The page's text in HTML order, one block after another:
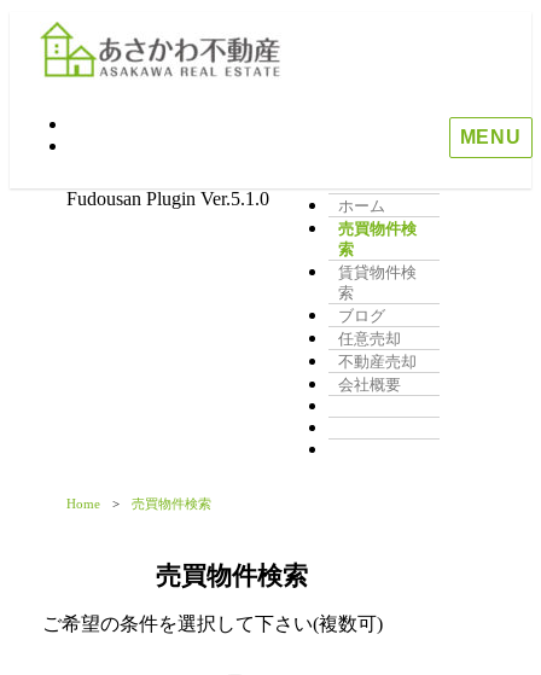
MENU
ホーム
売買物件検
索
賃貸物件検
索
ブログ
任意売却
不動産売却
会社概要
Home 売買物件検索
売買物件検索
ご希望の条件を選択して下さい(複数可)
Fudousan Plugin Ver.5.1.0